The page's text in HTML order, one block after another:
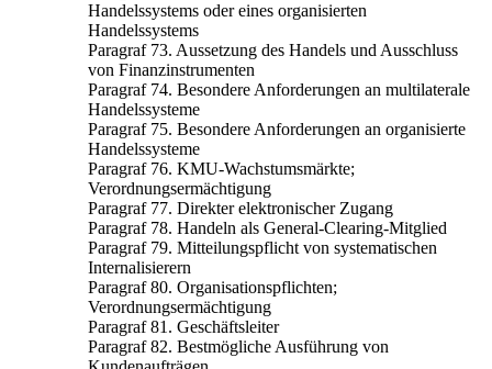
Handelssystems oder eines organisierten
Handelssystems
Paragraf 73. Aussetzung des Handels und Ausschluss
von Finanzinstrumenten
Paragraf 74. Besondere Anforderungen an multilaterale
Handelssysteme
Paragraf 75. Besondere Anforderungen an organisierte
Handelssysteme
Paragraf 76. KMU-Wachstumsmärkte;
Verordnungsermächtigung
Paragraf 77. Direkter elektronischer Zugang
Paragraf 78. Handeln als General-Clearing-Mitglied
Paragraf 79. Mitteilungspflicht von systematischen
Internalisierern
Paragraf 80. Organisationspflichten;
Verordnungsermächtigung
Paragraf 81. Geschäftsleiter
Paragraf 82. Bestmögliche Ausführung von